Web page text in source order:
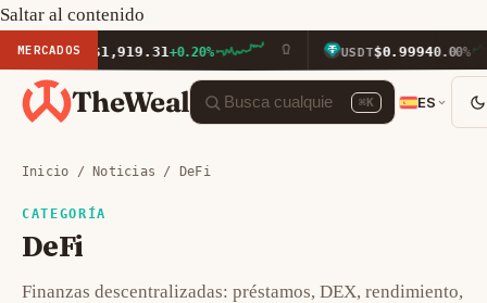
Saltar al contenido
MERCADOS
ETH$1,919.31 +0.20% USDT$0.99940.00%
TheWeal ⌘K ES
Inicio / Noticias / DeFi
CATEGORÍA
DeFi
Finanzas descentralizadas: préstamos, DEX, rendimiento,